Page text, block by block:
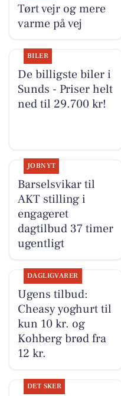
Tørt vejr og mere
varme på vej
BILER
De billigste biler i
Sunds - Priser helt
ned til 29.700 kr!
JOBNYT
Barselsvikar til
AKT stilling i
engageret
dagtilbud 37 timer
ugentligt
DAGLIGVARER
Ugens tilbud:
Cheasy yoghurt til
kun 10 kr. og
Kohberg brød fra
12 kr.
DET SKER